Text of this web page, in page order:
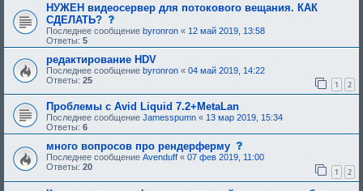
НУЖЕН видеосервер для потокового вещания. КАК
СДЕЛАТЬ?
о
о
б
щ
е
н
е
,
т
р
е
б
у
ю
е
Последнее сообщение byronron « 12 май 2019, 13:58
Ответы: 5
редактирование HDV
Последнее сообщение byronron « 04 май 2019, 14:22
Ответы: 25 1 2
Проблемы с Avid Liquid 7.2+MetaLan
Последнее сообщение Jamesspumn « 13 мар 2019, 15:34
Ответы: 6
много вопросов про рендерферму
о
о
щ
Последнее сообщение Avenduff « 07 фев 2019, 11:00
Ответы: 20 1 2